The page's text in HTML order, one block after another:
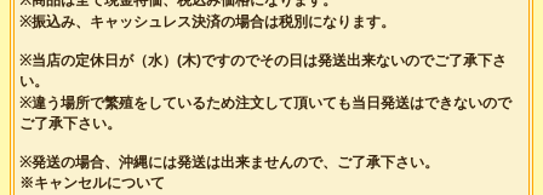
※振込み、キャッシュレス決済の場合は税別になります。
※当店の定休日が（水）(木)ですのでその日は発送出来ないのでご了承下さ
い。
※違う場所で繁殖をしているため注文して頂いても当日発送はできないので
ご了承下さい。
※発送の場合、沖縄には発送は出来ませんので、ご了承下さい。
※キャンセルについて